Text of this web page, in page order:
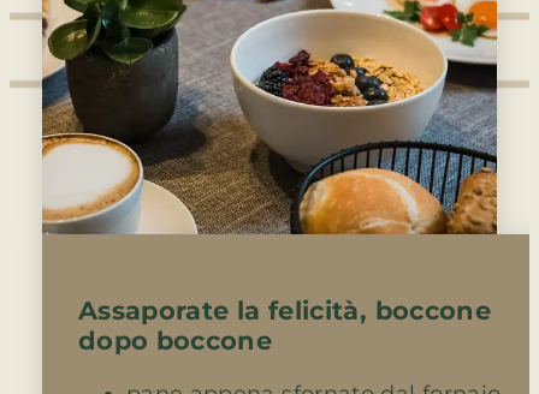
Assaporate la felicità, boccone
dopo boccone